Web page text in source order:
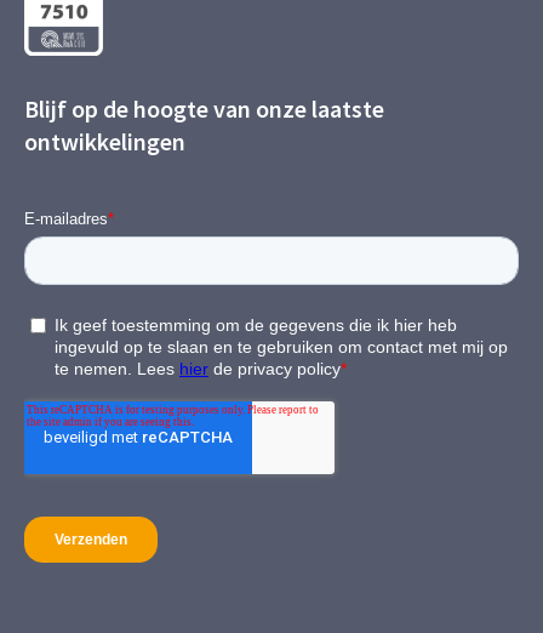
Blijf op de hoogte van onze laatste
ontwikkelingen